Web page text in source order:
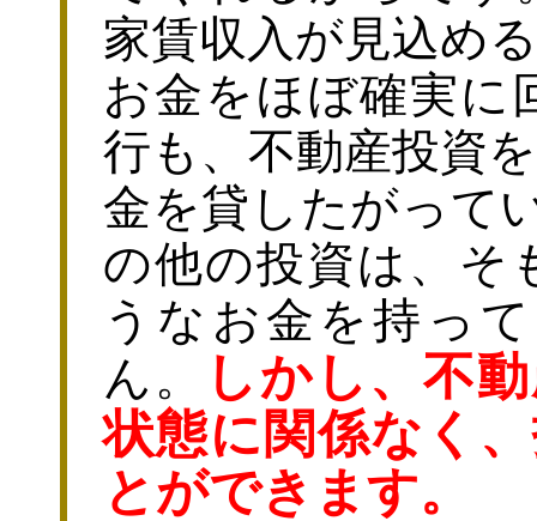
家賃収入が見込め
お金をほぼ確実に
行も、不動産投資
金を貸したがって
の他の投資は、そ
うなお金を持っ
ん。
しかし、不
状態に関係なく
とができます。